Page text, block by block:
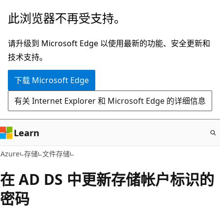
跳
主
要
内
此浏览器不再受支持。
请升级到 Microsoft Edge 以使用最新的功能、安全更新和
技术支持。
下载 Microsoft Edge
有关 Internet Explorer 和 Microsoft Edge 的详细信息
Learn
Azure 存储 文件存储
在 AD DS 中更新存储帐户标识的
密码